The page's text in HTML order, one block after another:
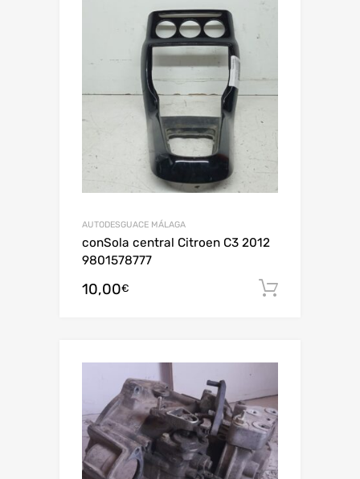
AUTODESGUACE MÁLAGA
conSola central Citroen C3 2012
9801578777
10,00€